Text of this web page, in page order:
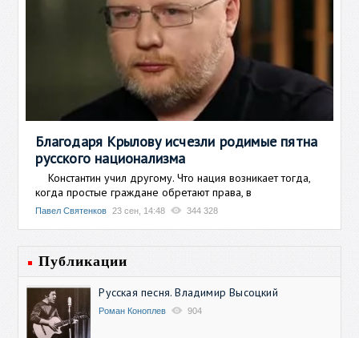
Благодаря Крылову исчезли родимые пятна
русского национализма
Константин учил другому. Что нация возникает тогда,
когда простые граждане обретают права, в
Павел Святенков 23 сен, 14:48 344 328
Публикации
Русская песня. Владимир Высоцкий
Роман Коноплев 904